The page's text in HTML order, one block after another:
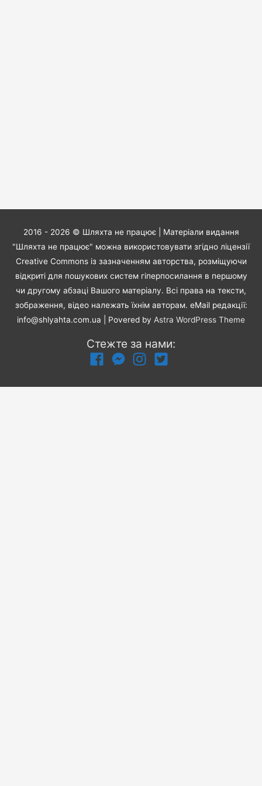
2016 - 2026 © Шляхта не працює| Матеріали видання
"Шляхта не працює" можна використовувати згідно ліцензії
Creative Commons із зазначенням авторства, розміщуючи
відкриті для пошукових систем гіперпосилання в першому
чи другому абзаці Вашого матеріалу. Всі права на тексти,
зображення, відео належать їхнім авторам. eMail редакції:
info@shlyahta.com.ua | Povered by Astra WordPress Theme
Стежте за нами: